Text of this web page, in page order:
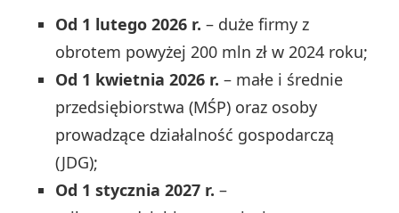
Od 1 lutego 2026 r. – duże firmy z
obrotem powyżej 200 mln zł w 2024 roku;
Od 1 kwietnia 2026 r. – małe i średnie
przedsiębiorstwa (MŚP) oraz osoby
prowadzące działalność gospodarczą
(JDG);
Od 1 stycznia 2027 r. –